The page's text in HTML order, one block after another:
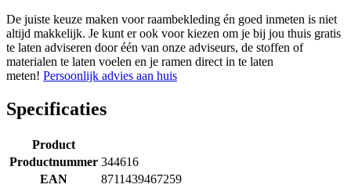
De juiste keuze maken voor raambekleding én goed inmeten is niet
altijd makkelijk. Je kunt er ook voor kiezen om je bij jou thuis gratis
te laten adviseren door één van onze adviseurs, de stoffen of
materialen te laten voelen en je ramen direct in te laten
meten! Persoonlijk advies aan huis
Specificaties
Product
Productnummer 344616
EAN
8711439467259